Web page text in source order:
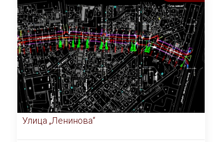
Улица „Ленинова“